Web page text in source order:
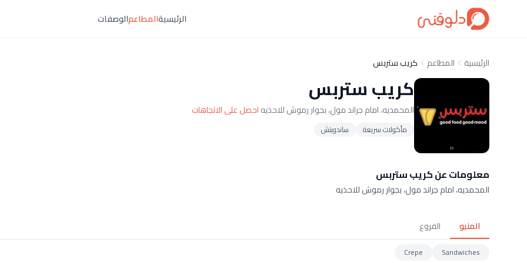
الرئيسيةالمطاعمالوصفات
الرئيسية المطاعم كريب ستربس
كريب ستربس
المحمديه، امام جراند مول، بجوار رموش للاحذيهاحصل على الاتجاهات
مأكولات سريعة ساندويتش
معلومات عن كريب ستربس
المحمديه، امام جراند مول، بجوار رموش للاحذيه
المنيو الفروع
Sandwiches
Crepe